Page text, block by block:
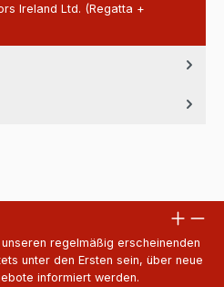
Ireland Ltd. (Regatta +
regelmäßig erscheinenden
unter den Ersten sein, über neue
informiert werden.